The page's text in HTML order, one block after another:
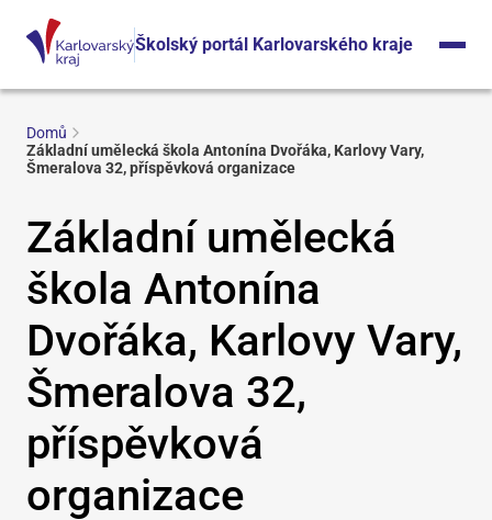
Školský portál Karlovarského kraje
Domů
Základní umělecká škola Antonína Dvořáka, Karlovy Vary,
Šmeralova 32, příspěvková organizace
Základní umělecká
škola Antonína
Dvořáka, Karlovy Vary,
Šmeralova 32,
příspěvková
organizace